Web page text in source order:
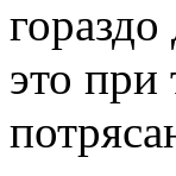
это при